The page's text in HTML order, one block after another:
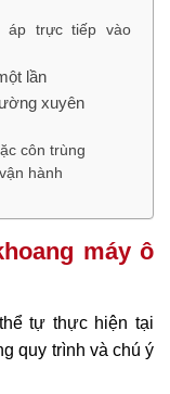
áp trực tiếp vào
lần
xuyên
côn trùng
hành
máy ô
tự thực hiện tại
quy trình và chú ý